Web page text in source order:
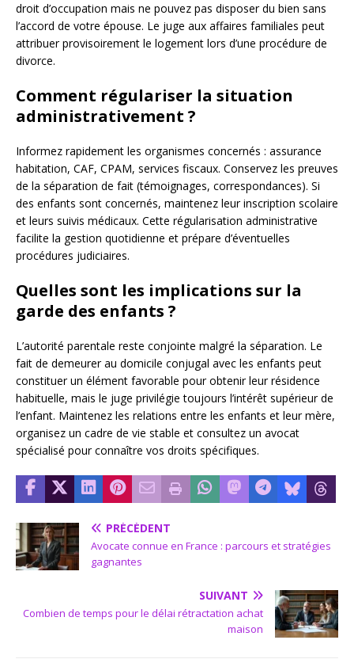
droit d’occupation mais ne pouvez pas disposer du bien sans
l’accord de votre épouse. Le juge aux affaires familiales peut
attribuer provisoirement le logement lors d’une procédure de
divorce.
Comment régulariser la situation
administrativement ?
Informez rapidement les organismes concernés : assurance
habitation, CAF, CPAM, services fiscaux. Conservez les preuves
de la séparation de fait (témoignages, correspondances). Si
des enfants sont concernés, maintenez leur inscription scolaire
et leurs suivis médicaux. Cette régularisation administrative
facilite la gestion quotidienne et prépare d’éventuelles
procédures judiciaires.
Quelles sont les implications sur la
garde des enfants ?
L’autorité parentale reste conjointe malgré la séparation. Le
fait de demeurer au domicile conjugal avec les enfants peut
constituer un élément favorable pour obtenir leur résidence
habituelle, mais le juge privilégie toujours l’intérêt supérieur de
l’enfant. Maintenez les relations entre les enfants et leur mère,
organisez un cadre de vie stable et consultez un avocat
spécialisé pour connaître vos droits spécifiques.
PRÉCÉDENT
Avocate connue en France : parcours et stratégies
gagnantes
SUIVANT
Combien de temps pour le délai rétractation achat
maison